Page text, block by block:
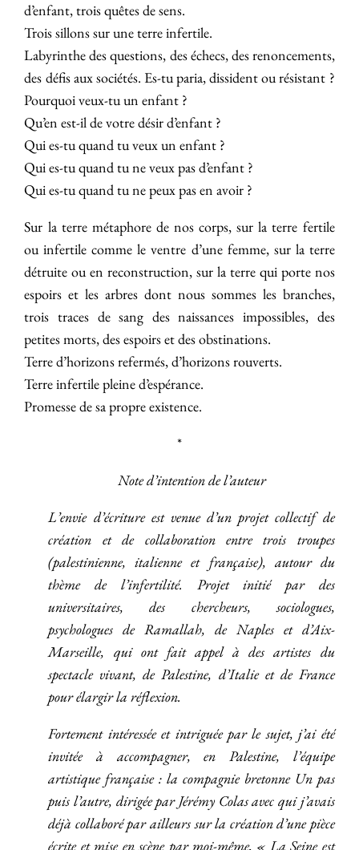
d’enfant, trois quêtes de sens.
Trois sillons sur une terre infertile.
Labyrinthe des questions, des échecs, des renoncements,
des défis aux sociétés. Es-tu paria, dissident ou résistant ?
Pourquoi veux-tu un enfant ?
Qu’en est-il de votre désir d’enfant ?
Qui es-tu quand tu veux un enfant ?
Qui es-tu quand tu ne veux pas d’enfant ?
Qui es-tu quand tu ne peux pas en avoir ?
Sur la terre métaphore de nos corps, sur la terre fertile
ou infertile comme le ventre d’une femme, sur la terre
détruite ou en reconstruction, sur la terre qui porte nos
espoirs et les arbres dont nous sommes les branches,
trois traces de sang des naissances impossibles, des
petites morts, des espoirs et des obstinations.
Terre d’horizons refermés, d’horizons rouverts.
Terre infertile pleine d’espérance.
Promesse de sa propre existence.
*
Note d’intention de l’auteur
L’envie d’écriture est venue d’un projet collectif de
création et de collaboration entre trois troupes
(palestinienne, italienne et française), autour du
thème de l’infertilité. Projet initié par des
universitaires, des chercheurs, sociologues,
psychologues de Ramallah, de Naples et d’Aix-
Marseille, qui ont fait appel à des artistes du
spectacle vivant, de Palestine, d’Italie et de France
pour élargir la réflexion.
Fortement intéressée et intriguée par le sujet, j’ai été
invitée à accompagner, en Palestine, l’équipe
artistique française : la compagnie bretonne Un pas
puis l’autre, dirigée par Jérémy Colas avec qui j’avais
déjà collaboré par ailleurs sur la création d’une pièce
écrite et mise en scène par moi-même, « La Seine est